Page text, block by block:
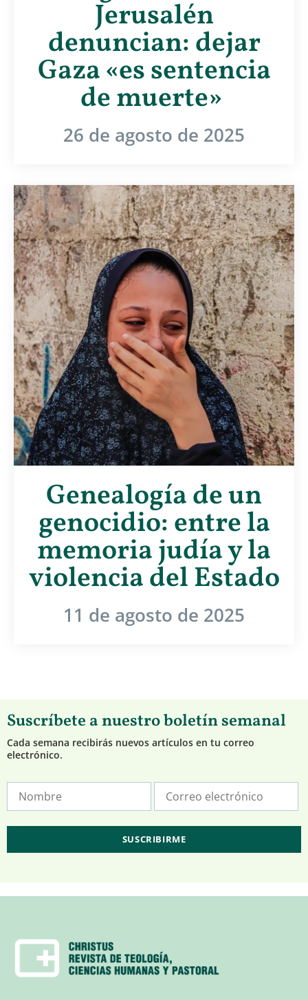
Jerusalén
denuncian: dejar
Gaza «es sentencia
de muerte»
26 de agosto de 2025
Genealogía de un
genocidio: entre la
memoria judía y la
violencia del Estado
11 de agosto de 2025
Suscríbete a nuestro boletín semanal
Cada semana recibirás nuevos artículos en tu correo
electrónico.